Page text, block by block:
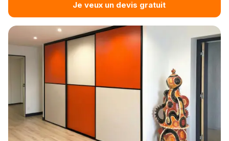
Je veux un devis gratuit